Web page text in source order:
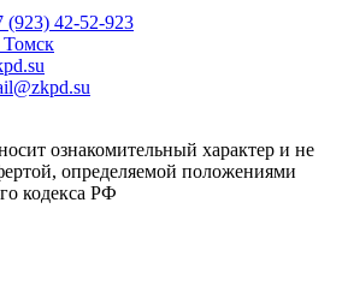
42-52-923
Томск
ознакомительный характер и не
определяемой положениями
кодекса РФ